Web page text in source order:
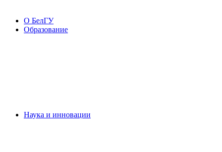
О БелГУ
Образование
Наука и инновации